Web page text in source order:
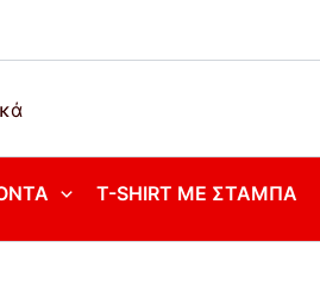
T-SHIRT ΜΕ ΣΤΆΜΠΑ